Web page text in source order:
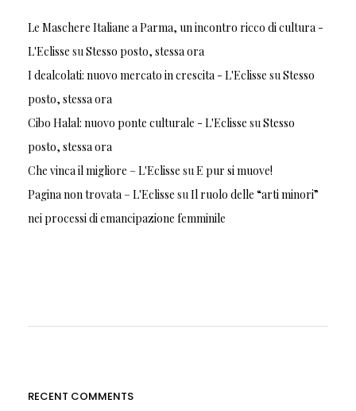
Le Maschere Italiane a Parma, un incontro ricco di cultura -
L'Eclisse suStesso posto, stessa ora
I dealcolati: nuovo mercato in crescita - L'Eclisse suStesso
posto, stessa ora
Cibo Halal: nuovo ponte culturale - L'Eclisse suStesso
posto, stessa ora
Che vinca il migliore – L'Eclisse suE pur si muove!
Pagina non trovata – L'Eclisse suIl ruolo delle “arti minori”
nei processi di emancipazione femminile
RECENT COMMENTS